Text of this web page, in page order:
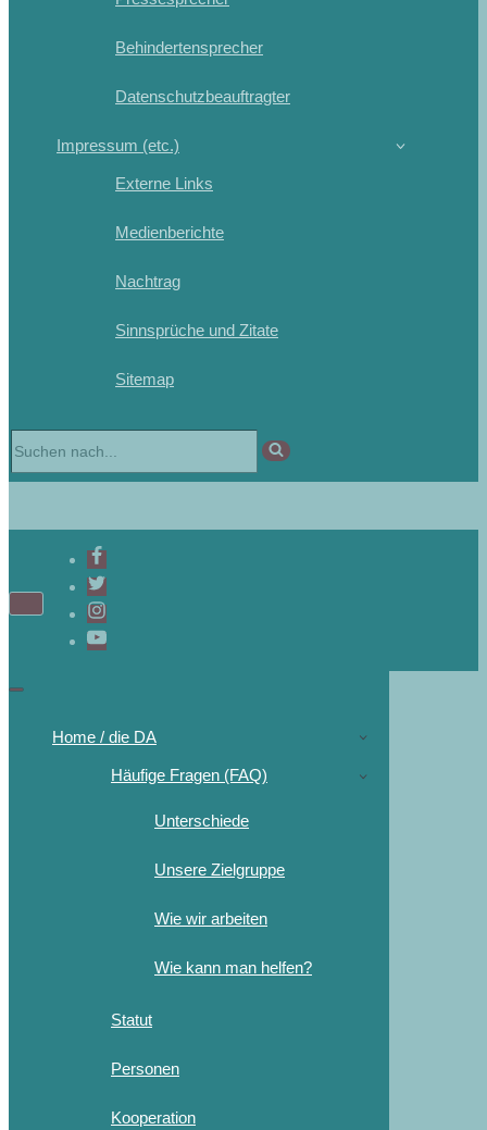
Behindertensprecher
Datenschutzbeauftragter
Impressum (etc.)
Externe Links
Medienberichte
Nachtrag
Sinnsprüche und Zitate
Sitemap
Home / die DA
Häufige Fragen (FAQ)
Unterschiede
Unsere Zielgruppe
Wie wir arbeiten
Wie kann man helfen?
Statut
Personen
Kooperation